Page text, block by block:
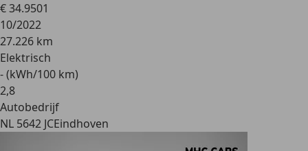
€ 34.9501
10/2022
27.226 km
Elektrisch
- (kWh/100 km)
2,8
Autobedrijf
NL 5642 JCEindhoven